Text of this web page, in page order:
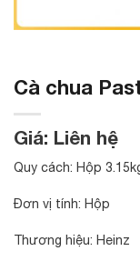
Cà chua
Giá: Liên hệ
Quy cách: Hộp
Đơn vị tính: Hộp
Thương hiệu: Heinz